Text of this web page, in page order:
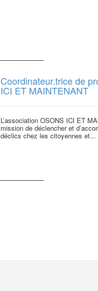
Coordinateur.trice de
ICI ET MAINTENANT
L’association OSONS ICI ET
mission de déclencher et
déclics chez les citoyennes et...